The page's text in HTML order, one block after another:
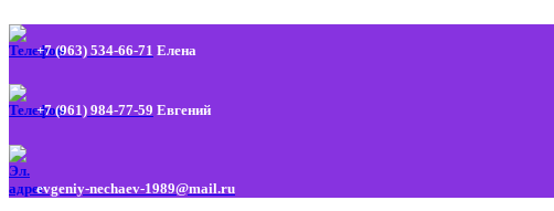
+7 (963) 534-66-71 Елена
+7 (961) 984-77-59 Евгений
evgeniy-nechaev-1989@mail.ru